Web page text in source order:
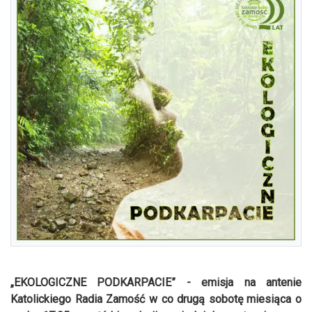
„EKOLOGICZNE PODKARPACIE” - emisja na antenie
Katolickiego Radia Zamość w co drugą sobotę miesiąca o